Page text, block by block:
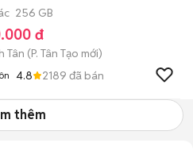
256 GB
đ
Tân (P. Tân Tạo mới)
4.8 2189 đã bán
thêm